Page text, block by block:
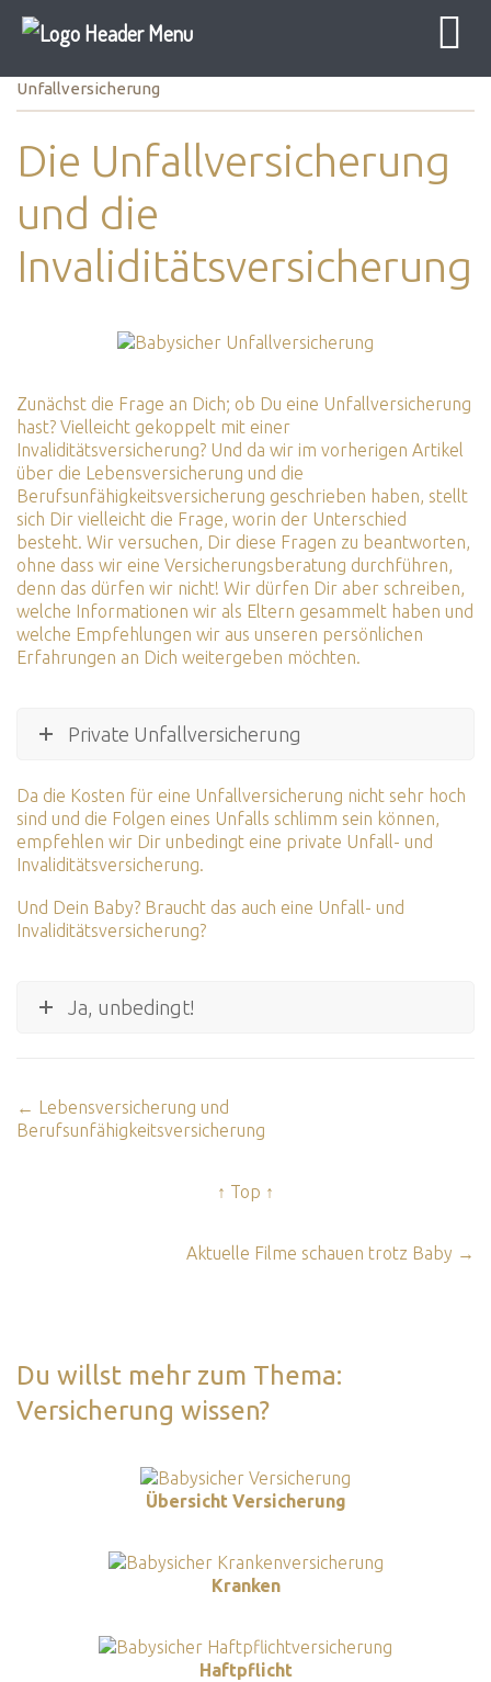
Unfallversicherung
Die Unfallversicherung
und die
Invaliditätsversicherung
Zunächst die Frage an Dich; ob Du eine Unfallversicherung
hast? Vielleicht gekoppelt mit einer
Invaliditätsversicherung? Und da wir im vorherigen Artikel
über die Lebensversicherung und die
Berufsunfähigkeitsversicherung geschrieben haben, stellt
sich Dir vielleicht die Frage, worin der Unterschied
besteht. Wir versuchen, Dir diese Fragen zu beantworten,
ohne dass wir eine Versicherungsberatung durchführen,
denn das dürfen wir nicht! Wir dürfen Dir aber schreiben,
welche Informationen wir als Eltern gesammelt haben und
welche Empfehlungen wir aus unseren persönlichen
Erfahrungen an Dich weitergeben möchten.
Private Unfallversicherung
Da die Kosten für eine Unfallversicherung nicht sehr hoch
sind und die Folgen eines Unfalls schlimm sein können,
empfehlen wir Dir unbedingt eine private Unfall- und
Invaliditätsversicherung.
Und Dein Baby? Braucht das auch eine Unfall- und
Invaliditätsversicherung?
Ja, unbedingt!
← Lebensversicherung und
Berufsunfähigkeitsversicherung
↑ Top ↑
Aktuelle Filme schauen trotz Baby →
Du willst mehr zum Thema:
Versicherung wissen?
Übersicht Versicherung
Kranken
Haftpflicht